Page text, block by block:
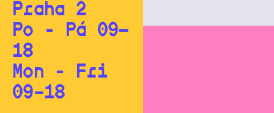
Praha 2
Po - Pá 09—
18
Mon - Fri
09–18